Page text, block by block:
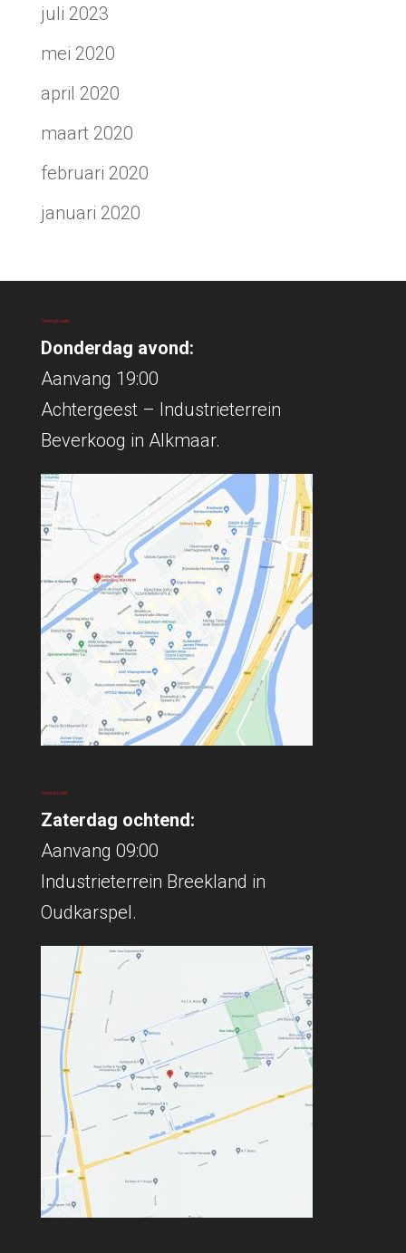
juli 2023
mei 2020
april 2020
maart 2020
februari 2020
januari 2020
Trainingslocatie
Donderdag avond:
Aanvang 19:00
Achtergeest – Industrieterrein
Beverkoog in Alkmaar.
Traininglocatie
Zaterdag ochtend:
Aanvang 09:00
Industrieterrein Breekland in
Oudkarspel.